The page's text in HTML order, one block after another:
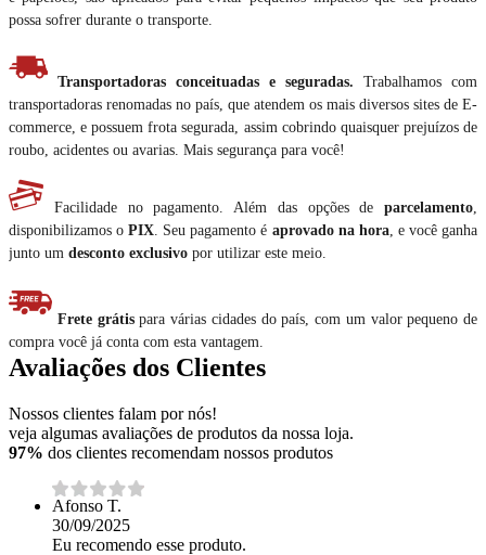
possa sofrer durante o transporte.
Transportadoras conceituadas e seguradas. Trabalhamos com
transportadoras renomadas no país, que atendem os mais diversos sites de E-
commerce, e possuem frota segurada, assim cobrindo quaisquer prejuízos de
roubo, acidentes ou avarias. Mais segurança para você!
Facilidade no pagamento. Além das opções de parcelamento
disponibilizamos oPIX . Seu pagamento é aprovado na hora, e você ganha
junto um desconto exclusivo por utilizar este meio.
Frete grátispara várias cidades do país, com um valor pequeno de
compra você já conta com esta vantagem.
Avaliações dos Clientes
Nossos clientes falam por nós!
veja algumas avaliações de produtos da nossa loja.
97% dos clientes recomendam nossos produtos
Afonso T.
30/09/2025
Eu recomendo esse produto.